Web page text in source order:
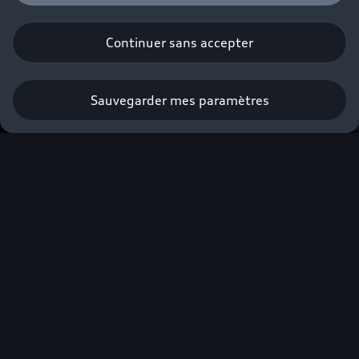
Continuer sans accepter
Sauvegarder mes paramètres